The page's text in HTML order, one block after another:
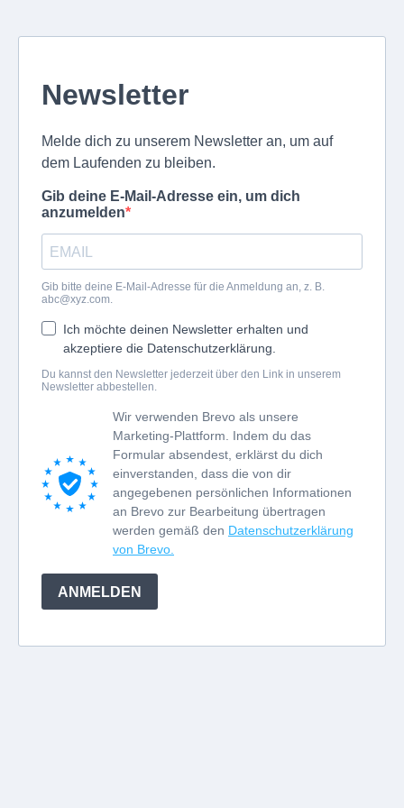
Newsletter
Melde dich zu unserem Newsletter an, um auf
dem Laufenden zu bleiben.
Gib deine E-Mail-Adresse ein, um dich
anzumelden
Gib bitte deine E-Mail-Adresse für die Anmeldung an, z. B.
abc@xyz.com.
Ich möchte deinen Newsletter erhalten und
akzeptiere die Datenschutzerklärung.
Du kannst den Newsletter jederzeit über den Link in unserem
Newsletter abbestellen.
Wir verwenden Brevo als unsere
Marketing-Plattform. Indem du das
Formular absendest, erklärst du dich
einverstanden, dass die von dir
angegebenen persönlichen Informationen
an Brevo zur Bearbeitung übertragen
werden gemäß den Datenschutzerklärung
von Brevo.
ANMELDEN